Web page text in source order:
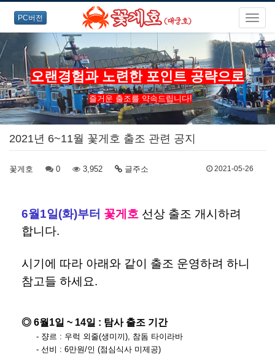
PC버전
오랜경험과 노련한 포인트 공략으로
즐거운 출조를 약속드립니다!
2021년 6~11월 꽃게호 출조 관련 공지
꽃게호 0 3,952 글주소 2021-05-26
6월1일(화)부터 꽃게호 선상 출조 개시하려
합니다.
시기에 따라 아래와 같이 출조 운영하려 하니
참고들 하세요.
◎ 6월1일 ~ 14일 : 탐사 출조 기간
- 쟝르 : 우럭 외줄(생미끼), 참돔 타이라바
- 선비 : 6만원/인 (점심식사 미제공)